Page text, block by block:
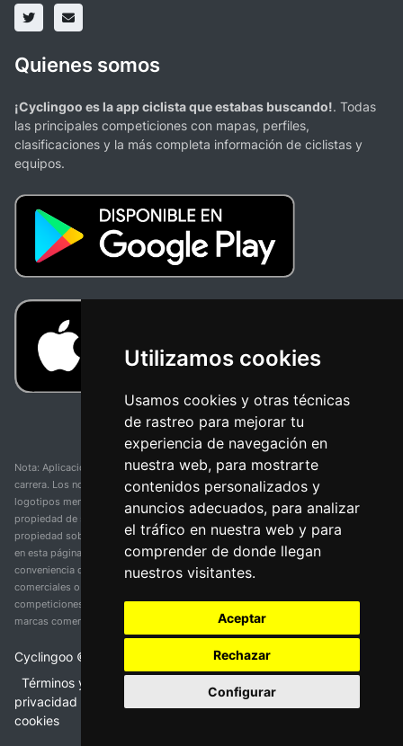
Utilizamos cookies
Usamos cookies y otras técnicas
de rastreo para mejorar tu
experiencia de navegación en
nuestra web, para mostrarte
contenidos personalizados y
anuncios adecuados, para analizar
el tráfico en nuestra web y para
comprender de donde llegan
nuestros visitantes.
Aceptar
Rechazar
Configurar
Quienes somos
¡Cyclingoo es la app ciclista que estabas buscando!. Todas
las principales competiciones con mapas, perfiles,
clasificaciones y la más completa información de ciclistas y
equipos.
Nota: Aplicación y web no oficial y no relacionada con ninguna organización o
carrera. Los nombres de equipos, competiciones, marcas comerciales y
logotipos mencionados en esta página de resultados de ciclismo son
propiedad de sus respectivos dueños. No tenemos afiliación, patrocinio ni
propiedad sobre estas marcas comerciales. Toda la información proporcionada
en esta página se presenta únicamente con fines informativos y para la
conveniencia de nuestros usuarios. Cualquier uso de nombres, marcas
comerciales o logotipos tiene el único propósito de identificar equipos y
competiciones y no implica asociación o respaldo. Todos los derechos de las
marcas comerciales mencionadas aquí pertenecen a sus propietarios legítimos.
Cyclingoo ©
Términos y condiciones del servicio
privacidad
Política de cookies • Cambiar opciones de
cookies